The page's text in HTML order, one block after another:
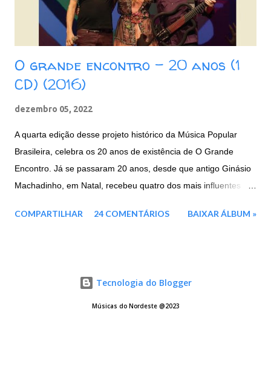
O grande encontro - 20 anos (1
CD) (2016)
dezembro 05, 2022
A quarta edição desse projeto histórico da Música Popular
Brasileira, celebra os 20 anos de existência de O Grande
Encontro. Já se passaram 20 anos, desde que antigo Ginásio
Machadinho, em Natal, recebeu quatro dos mais influentes
cultura nordestina. Agora em 2016, três deles voltam a se unir
nordestina e sucessos dos três artistas, este projeto é a junção
de tudo o que houve de melhor das três edições anteriores. E
COMPARTILHAR 24 COMENTÁRIOS BAIXAR ÁLBUM »
Tecnologia do Blogger
Músicas do Nordeste @2023